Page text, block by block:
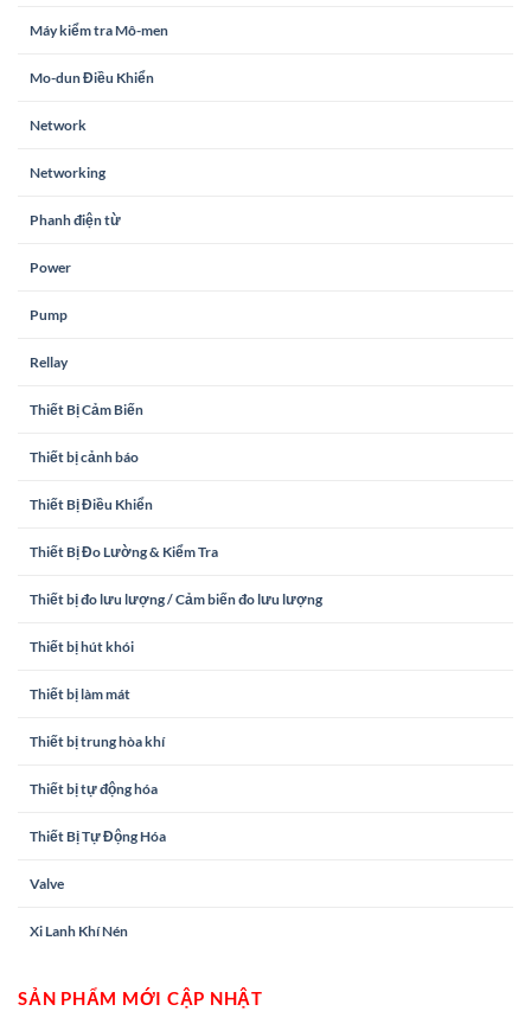
Máy kiểm tra Mô-men
Mo-dun Điều Khiển
Network
Networking
Phanh điện từ
Power
Pump
Rellay
Thiết Bị Cảm Biến
Thiết bị cảnh báo
Thiết Bị Điều Khiển
Thiết Bị Đo Lường & Kiểm Tra
Thiết bị đo lưu lượng / Cảm biến đo lưu lượng
Thiết bị hút khói
Thiết bị làm mát
Thiết bị trung hòa khí
Thiết bị tự động hóa
Thiết Bị Tự Động Hóa
Valve
Xi Lanh Khí Nén
SẢN PHẨM MỚI CẬP NHẬT